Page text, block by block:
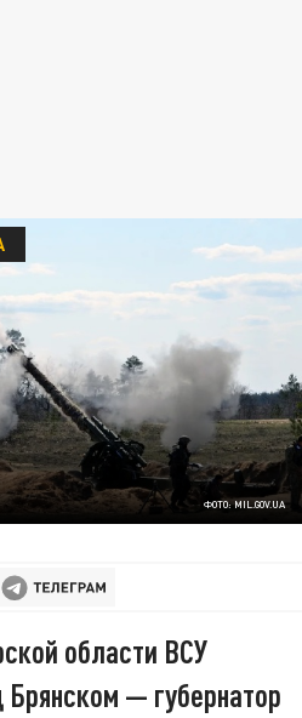
ФОТО: MIL.GOV.UA
области ВСУ
— губернатор